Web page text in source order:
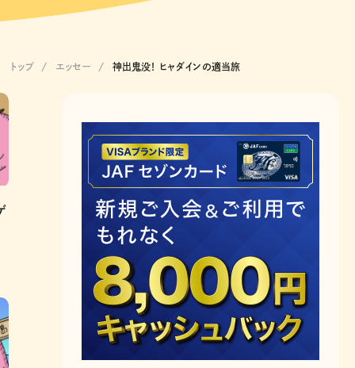
トップ エッセー 神出鬼没！ ヒャダインの適当旅